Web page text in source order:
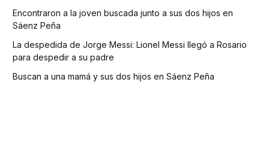
Encontraron a la joven buscada junto a sus dos hijos en
Sáenz Peña
La despedida de Jorge Messi: Lionel Messi llegó a Rosario
para despedir a su padre
Buscan a una mamá y sus dos hijos en Sáenz Peña